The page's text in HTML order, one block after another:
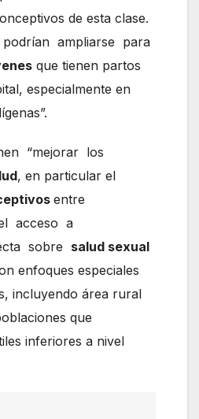
de esta clase.
ampliarse para
que tienen partos
especialmente en
“mejorar los
, en particular el
entre
acceso a
sobre salud sexual
enfoques especiales
incluyendo área rural
que
inferiores a nivel